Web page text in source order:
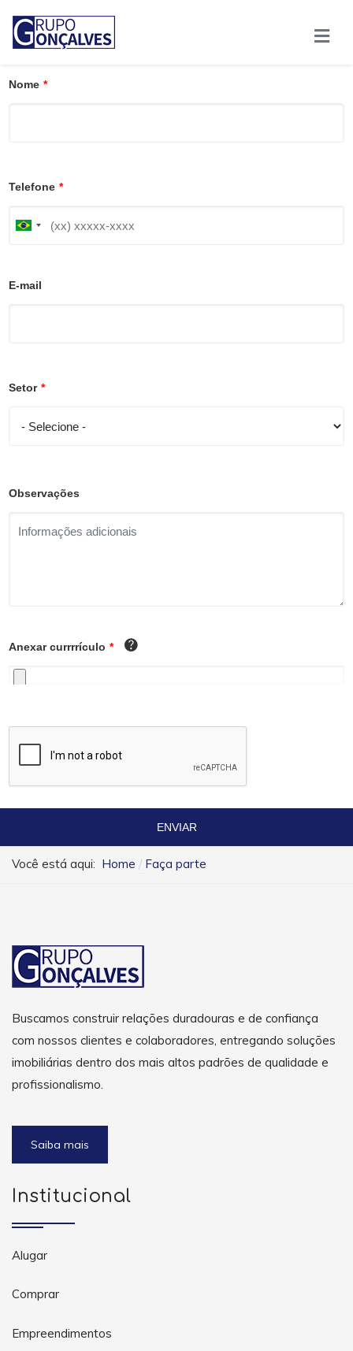
Nome *
Telefone *
B
i
E-mail
Setor *
Observações
Anexar currrrículo *
ENVIAR
Você está aqui: Home Faça parte
Buscamos construir relações duradouras e de confiança
com nossos clientes e colaboradores, entregando soluções
imobiliárias dentro dos mais altos padrões de qualidade e
profissionalismo.
Saiba mais
Institucional
Alugar
Comprar
Empreendimentos